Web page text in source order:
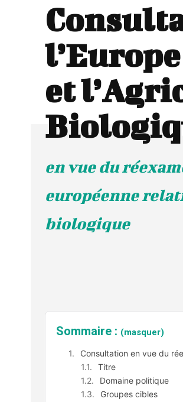
et
en vue du
européenne
biologique
Sommaire : (masquer)
Consultation en vue du
Titre
Domaine politique
Groupes cibles